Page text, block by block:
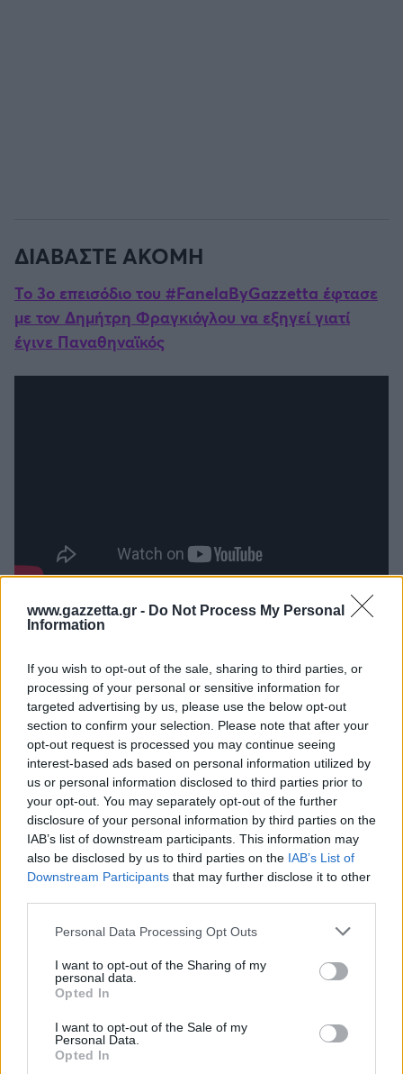
www.gazzetta.gr - Do Not Process My Personal
Information
If you wish to opt-out of the sale, sharing to third parties, or
processing of your personal or sensitive information for
targeted advertising by us, please use the below opt-out
section to confirm your selection. Please note that after your
opt-out request is processed you may continue seeing
interest-based ads based on personal information utilized by
us or personal information disclosed to third parties prior to
your opt-out. You may separately opt-out of the further
disclosure of your personal information by third parties on the
IAB’s list of downstream participants. This information may
also be disclosed by us to third parties on the IAB’s List of
Downstream Participants that may further disclose it to other
Please note that this website/app uses one or more Google
not limited to your visit or usage behaviour. You may click to
grant or deny consent to Google and its third-party tags to
use your data for below specified purposes in below Google
consent section.
Personal Data Processing Opt Outs
I want to opt-out of the Sharing of my
personal data.
Opted In
I want to opt-out of the Sale of my
Personal Data.
Opted In
ΔΙΑΒΑΣΤΕ ΑΚΟΜΗ
Το 3ο επεισόδιο του #FanelaByGazzetta έφτασε
με τον Δημήτρη Φραγκιόγλου να εξηγεί γιατί
έγινε Παναθηναϊκός
Διάβασε όλα τατελευταία νέατης αθλητικής
επικαιρότητας. Μάθε για όλους τουςlive αγώνες σήμερα
και δες τιςαθλητικές μεταδόσειςτης ημέρας και της
εβδομάδας μέσα από το υπερπλήρες Πρόγραμμα TV του
Gazzetta. Ακολούθησέ μας και στοGoogle News.
ΔΙΑΒΑΣΕ ΑΚΟΜΗ:
Φενέρμπαχτσε: Αντέγραψε τον ποδοσφαιρικό
Παναθηναϊκό με Spiderman και Λιβάι Γκαρσία!
EuroLeague: Θυμήθηκε το buzzer-beater του Χέιζ-
Ντέιβις μέσα στη Βαλένθια